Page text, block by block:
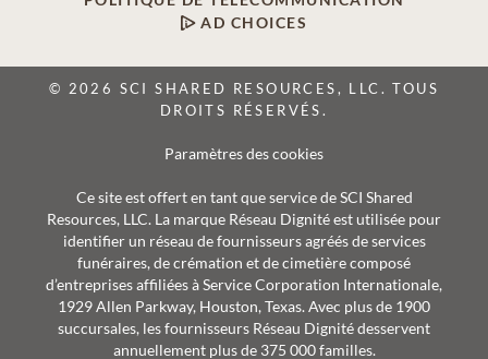
AD CHOICES
© 2026 SCI SHARED RESOURCES, LLC. TOUS
DROITS RÉSERVÉS.
Paramètres des cookies
Ce site est offert en tant que service de SCI Shared
Resources, LLC. La marque Réseau Dignité est utilisée pour
identifier un réseau de fournisseurs agréés de services
funéraires, de crémation et de cimetière composé
d’entreprises affiliées à Service Corporation Internationale,
1929 Allen Parkway, Houston, Texas. Avec plus de 1900
succursales, les fournisseurs Réseau Dignité desservent
annuellement plus de 375 000 familles.